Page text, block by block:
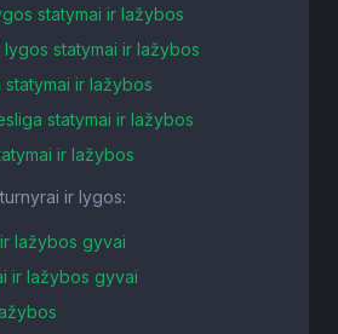
statymai ir lažybos
statymai ir lažybos
statymai ir lažybos
statymai ir lažybos
ir lažybos
ir lygos:
lažybos gyvai
ir lažybos gyvai